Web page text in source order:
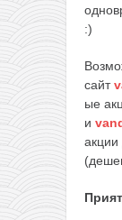
:)
сайт
ые
и
акции